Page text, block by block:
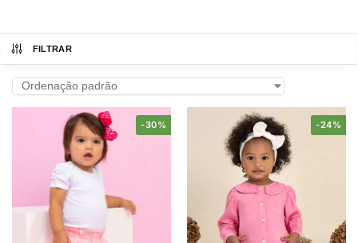
FILTRAR
-30% -24%